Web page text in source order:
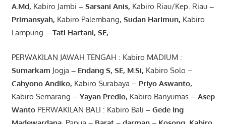
A.Md, Kabiro Jambi – Sarsani Anis, Kabiro Riau/Kep. Riau–
Primansyah, Kabiro Palembang, Sudan Harimun, Kabiro
Lampung – Tati Hartani, SE,
PERWAKILAN JAWAH TENGAH : Kabiro MADIUM :
Sumarkam Jogja – EndangS, SE, M.Si, Kabiro Solo –
Cahyono Andiko, Kabiro Surabaya – Priyo Aswanto,
Kabiro Semarang – Yayan Predio, Kabiro Banyumas – Asep
WantoPERWAKILAN BALI : Kabiro Bali – Gede Ing